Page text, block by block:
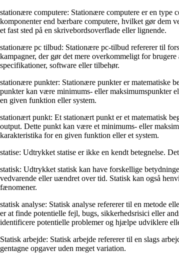
stationære computere: Stationære computere er en type
komponenter end bærbare computere, hvilket gør dem
et fast sted på en skrivebordsoverflade eller lignende.
stationære pc tilbud: Stationære pc-tilbud refererer til
kampagner, der gør det mere overkommeligt for
specifikationer, software eller tilbehør.
stationære punkter: Stationære punkter er matematiske
punkter kan være minimums- eller maksimumspunkter
en given funktion eller system.
stationært punkt: Et stationært punkt er et matematisk
output. Dette punkt kan være et minimums- eller
karakteristika for en given funktion eller et system.
statise: Udtrykket statise er ikke en kendt betegnelse.
statisk: Udtrykket statisk kan have forskellige
vedvarende eller uændret over tid. Statisk kan også
fænomener.
statisk analyse: Statisk analyse refererer til en metode
er at finde potentielle fejl, bugs, sikkerhedsrisici eller
identificere potentielle problemer og hjælpe udviklere
Statisk arbejde: Statisk arbejde refererer til en slags
gentagne opgaver uden meget variation.